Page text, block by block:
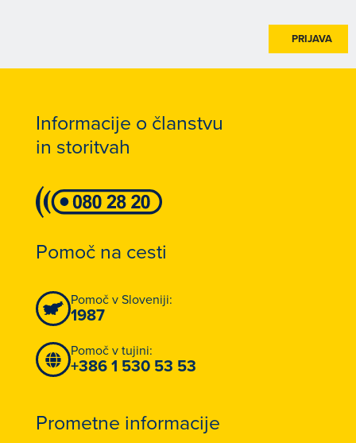
PRIJAVA
Informacije o članstvu
in storitvah
Pomoč na cesti
Pomoč v Sloveniji:
1987
Pomoč v tujini:
+386 1 530 53 53
Prometne informacije